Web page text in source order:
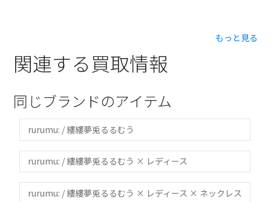
もっと見る
関連する買取情報
同じブランドのアイテム
rurumu: / 縷縷夢兎るるむう
rurumu: / 縷縷夢兎るるむう × レディース
rurumu: / 縷縷夢兎るるむう × レディース × ネックレス